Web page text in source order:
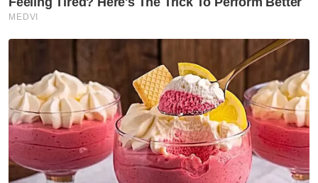
perlawanan terakhir untuk melihat
kami dalam perlawanan,” katanya dalam
sidang media pra perlawanan pada Jumaat.
Bagaimanapun, beliau berkata, penting bagi
skuad negara memenangi perlawanan esok
dengan menamatkan siri perlawanan
persahabatan itu dengan cemerlang selepas
menguasai dan memenangi perlawanan